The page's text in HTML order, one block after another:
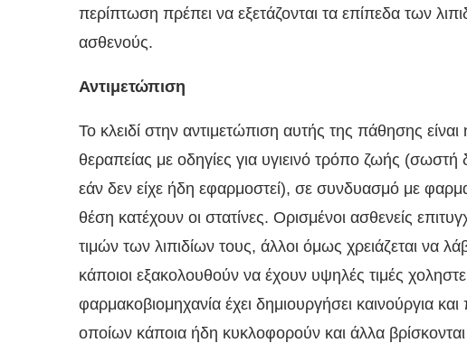
περίπτωση πρέπει να εξετάζονται τα επίπεδα των
ασθενούς.
Αντιμετώπιση
Το κλειδί στην αντιμετώπιση αυτής της πάθησης
θεραπείας με οδηγίες για υγιεινό τρόπο ζωής
εάν δεν είχε ήδη εφαρμοστεί), σε συνδυασμό με
θέση κατέχουν οι στατίνες. Ορισμένοι ασθενείς
τιμών των λιπιδίων τους, άλλοι όμως χρειάζεται να
κάποιοι εξακολουθούν να έχουν υψηλές τιμές
φαρμακοβιομηχανία έχει δημιουργήσει καινούργια
οποίων κάποια ήδη κυκλοφορούν και άλλα